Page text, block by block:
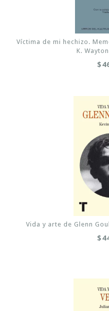
Víctima de mi hechizo.
K.
Vida y arte de Glenn